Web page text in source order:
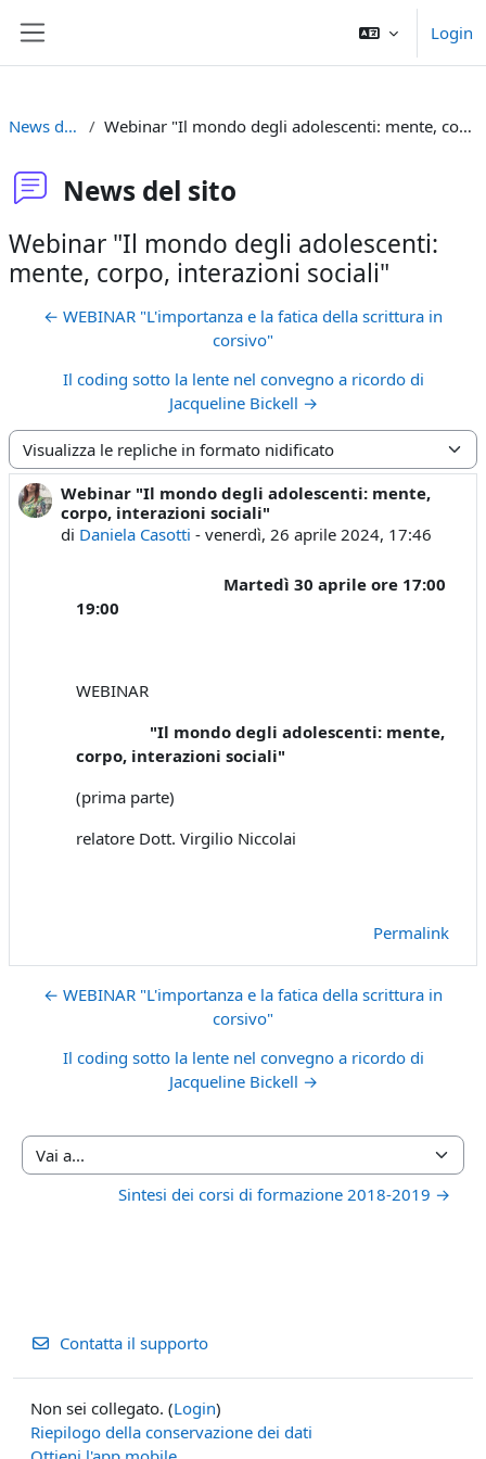
Login
News del sito Webinar "Il mondo degli adolescenti: mente, corpo, interazioni sociali"
News del sito
Webinar "Il mondo degli adolescenti:
mente, corpo, interazioni sociali"
← WEBINAR "L'importanza e la fatica della scrittura in
corsivo"
Il coding sotto la lente nel convegno a ricordo di
Jacqueline Bickell →
Modalità visualizzazione
Webinar "Il mondo degli adolescenti: mente,
corpo, interazioni sociali"
di Daniela Casotti -venerdì, 26 aprile 2024, 17:46
Numero di risposte: 0
Martedì 30 aprile ore 17:00
19:00
WEBINAR
"Il mondo degli adolescenti: mente,
corpo, interazioni sociali"
(prima parte)
relatore Dott. Virgilio Niccolai
Permalink
← WEBINAR "L'importanza e la fatica della scrittura in
corsivo"
Il coding sotto la lente nel convegno a ricordo di
Jacqueline Bickell →
Vai a...
Sintesi dei corsi di formazione 2018-2019 →
Contatta il supporto
Non sei collegato. (Login)
Riepilogo della conservazione dei dati